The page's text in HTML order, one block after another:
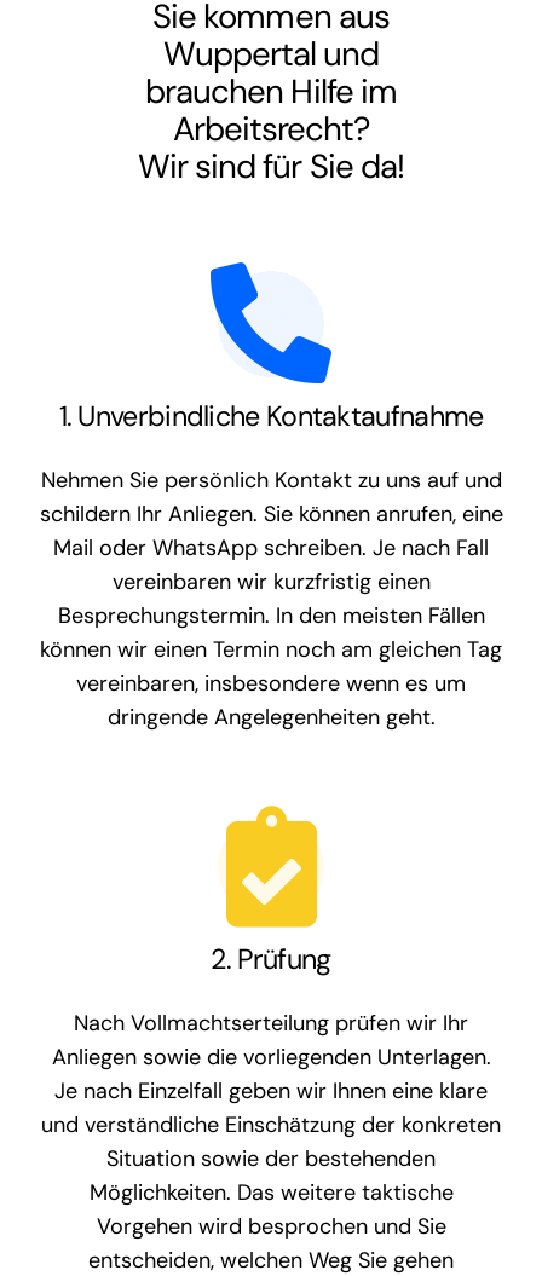
Sie kommen aus
Wuppertal und
brauchen Hilfe im
Arbeitsrecht?
Wir sind für Sie da!
1. Unverbindliche Kontaktaufnahme
Nehmen Sie persönlich Kontakt zu uns auf und
schildern Ihr Anliegen. Sie können anrufen, eine
Mail oder WhatsApp schreiben. Je nach Fall
vereinbaren wir kurzfristig einen
Besprechungstermin. In den meisten Fällen
können wir einen Termin noch am gleichen Tag
vereinbaren, insbesondere wenn es um
dringende Angelegenheiten geht.
2. Prüfung
Nach Vollmachtserteilung prüfen wir Ihr
Anliegen sowie die vorliegenden Unterlagen.
Je nach Einzelfall geben wir Ihnen eine klare
und verständliche Einschätzung der konkreten
Situation sowie der bestehenden
Möglichkeiten. Das weitere taktische
Vorgehen wird besprochen und Sie
entscheiden, welchen Weg Sie gehen